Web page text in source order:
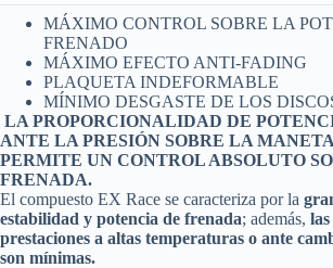
MÁXIMO CONTROL SOBRE LA
FRENADO
MÁXIMO EFECTO ANTI-FADING
PLAQUETA INDEFORMABLE
MÍNIMO DESGASTE DE LOS
LA PROPORCIONALIDAD DE
ANTE LA PRESIÓN SOBRE LA
PERMITE UN CONTROL ABSOLUTO
FRENADA.
El compuesto EX Race se caracteriza por la
estabilidad y potencia de frenada; además,
prestaciones a altas temperaturas o ante
son mínimas.